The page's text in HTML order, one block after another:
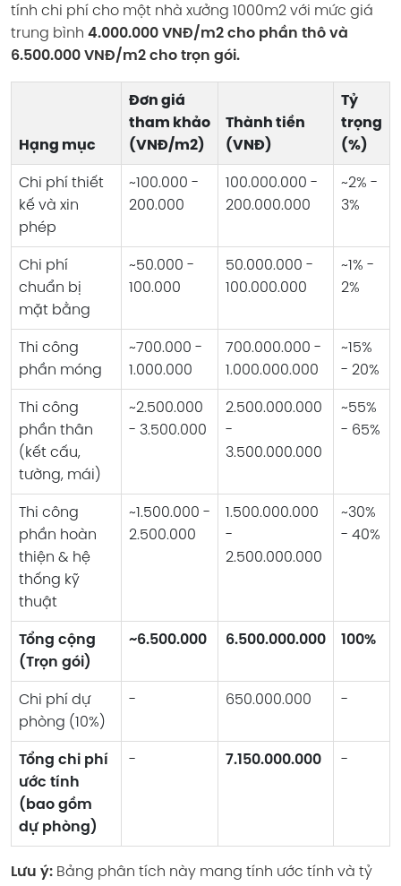
tính chi phí cho một nhà xưởng 1000m2 với mức giá
trung bình 4.000.000 VNĐ/m2 cho phần thô và
6.500.000 VNĐ/m2 cho trọn gói.
Hạng mục
Đơn giá
tham khảo
(VNĐ/m2)
Thành tiền
(VNĐ)
Tỷ
trọng
(%)
Chi phí thiết
kế và xin
phép
~100.000 -
200.000
100.000.000 -
200.000.000
~2% -
3%
Chi phí
chuẩn bị
mặt bằng
~50.000 -
100.000
50.000.000 -
100.000.000
~1% -
2%
Thi công
phần móng
~700.000 -
1.000.000
700.000.000 -
1.000.000.000
~15%
- 20%
Thi công
phần thân
(kết cấu,
tường, mái)
~2.500.000
- 3.500.000
2.500.000.000
-
3.500.000.000
~55%
- 65%
Thi công
phần hoàn
thiện & hệ
thống kỹ
thuật
~1.500.000 -
2.500.000
1.500.000.000
-
2.500.000.000
~30%
- 40%
Tổng cộng
(Trọn gói)
~6.500.000 6.500.000.000 100%
Chi phí dự
phòng (10%)
- 650.000.000 -
Tổng chi phí
ước tính
(bao gồm
dự phòng)
- 7.150.000.000 -
Lưu ý: Bảng phân tích này mang tính ước tính và tỷ